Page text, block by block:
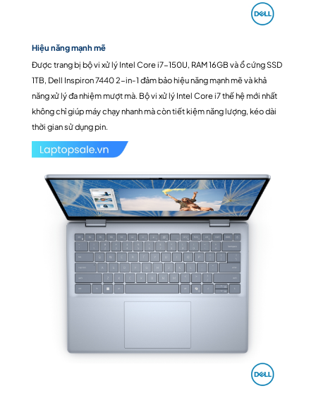
Hiệu năng mạnh mẽ
Được trang bị bộ vi xử lý Intel Core i7-150U, RAM 16GB và ổ cứng SSD
1TB, Dell Inspiron 7440 2-in-1 đảm bảo hiệu năng mạnh mẽ và khả
năng xử lý đa nhiệm mượt mà. Bộ vi xử lý Intel Core i7 thế hệ mới nhất
không chỉ giúp máy chạy nhanh mà còn tiết kiệm năng lượng, kéo dài
thời gian sử dụng pin.